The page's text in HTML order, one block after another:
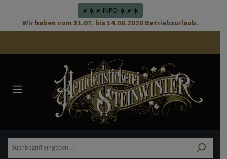
☀️☀️☀️ INFO ☀️☀️☀️
Wir haben vom 31.07. bis 14.08.2026 Betriebsurlaub.